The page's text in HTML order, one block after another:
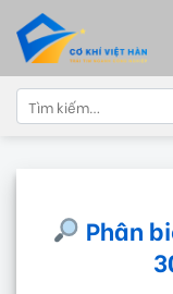
content
Tìm
kiếm:
Phân